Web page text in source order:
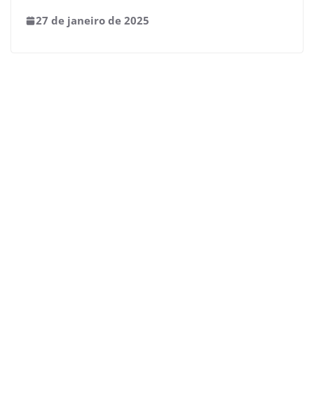
27 de janeiro de 2025